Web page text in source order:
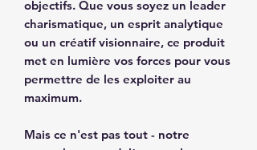
objectifs. Que vous soyez un leader
charismatique, un esprit analytique
ou un créatif visionnaire, ce produit
met en lumière vos forces pour vous
permettre de les exploiter au
maximum.
Mais ce n'est pas tout - notre